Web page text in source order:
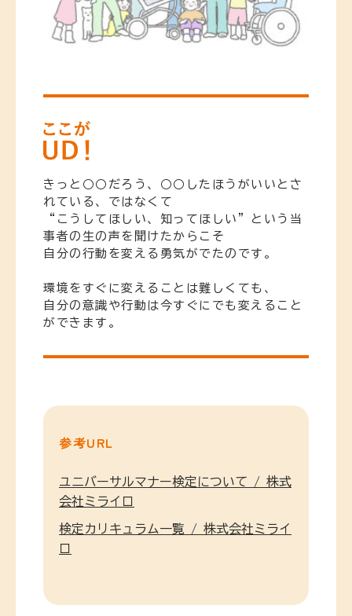
きっと○○だろう、○○したほうがいいとさ
れている、ではなくて
“こうしてほしい、知ってほしい”という当
事者の生の声を聞けたからこそ
自分の行動を変える勇気がでたのです。
環境をすぐに変えることは難しくても、
自分の意識や行動は今すぐにでも変えること
ができます。
参考URL
ユニバーサルマナー検定について / 株式
会社ミライロ
検定カリキュラム一覧 / 株式会社ミライ
ロ